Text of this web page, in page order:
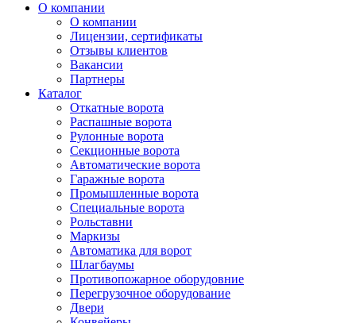
О компании
О компании
Лицензии, сертификаты
Отзывы клиентов
Вакансии
Партнеры
Каталог
Откатные ворота
Распашные ворота
Рулонные ворота
Секционные ворота
Автоматические ворота
Гаражные ворота
Промышленные ворота
Специальные ворота
Рольставни
Маркизы
Автоматика для ворот
Шлагбаумы
Противопожарное оборудовние
Перегрузочное оборудование
Двери